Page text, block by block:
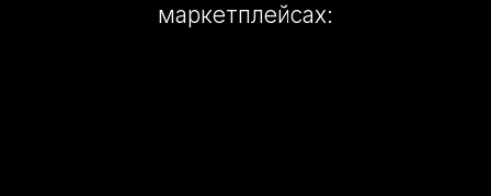
маркетплейсах: